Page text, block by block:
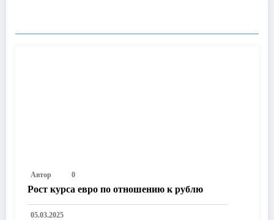
Автор 0
Рост курса евро по отношению к рублю
05.03.2025